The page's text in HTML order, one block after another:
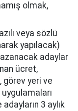
olmak,
veya sözlü
yapılacak)
adaylar
ücret,
yeri ve
3 aylık